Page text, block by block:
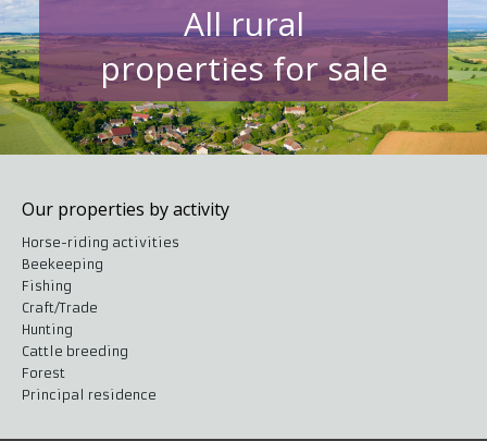
All rural
properties for sale
Our properties by activity
Horse-riding activities
Beekeeping
Fishing
Craft/Trade
Hunting
Cattle breeding
Forest
Principal residence